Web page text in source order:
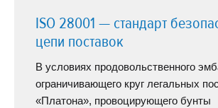
ISO 28001 — стандарт
цепи поставок
В условиях продовольственного
ограничивающего круг легальных
«Платона», провоцирующего бунты